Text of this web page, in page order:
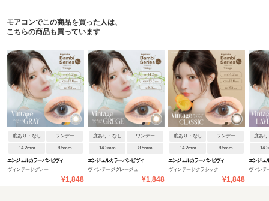
モアコンでこの商品を買った人は、
こちらの商品も買っています
度あり・なし ワンデー
14.2mm 8.5mm
エンジェルカラーバンビヴィ
ンテージワンデー
ヴィンテージグレー
¥1,848
度あり・なし ワンデー
14.2mm 8.5mm
エンジェルカラーバンビヴィ
ンテージワンデー
ヴィンテージグレージュ
¥1,848
度あり・なし ワンデー
14.2mm 8.5mm
エンジェルカラーバンビヴィ
ンテージワンデー
ヴィンテージクラシック
¥1,848
度あ
エンジェ
ンテージ
ヴィンテ